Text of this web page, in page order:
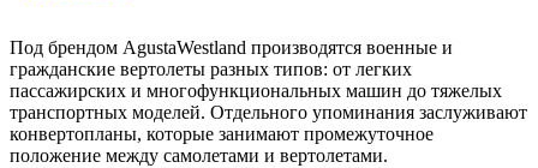
Под брендом AgustaWestland производятся военные и
гражданские вертолеты разных типов: от легких
пассажирских и многофункциональных машин до тяжелых
транспортных моделей. Отдельного упоминания заслуживают
конвертопланы, которые занимают промежуточное
положение между самолетами и вертолетами.